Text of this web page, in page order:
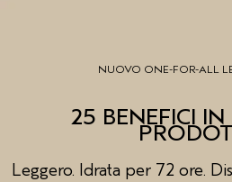
NUOVO ONE-FOR-ALL
25 BENEFICI
Leggero. Idrata per 72 ore.